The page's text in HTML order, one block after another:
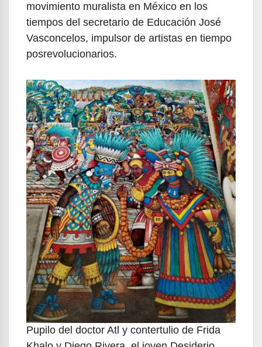
movimiento muralista en México en los
tiempos del secretario de Educación José
Vasconcelos, impulsor de artistas en tiempo
posrevolucionarios.
Pupilo del doctor Atl y contertulio de Frida